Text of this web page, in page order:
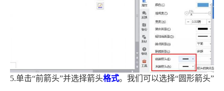
5.单击“前箭头”并选择箭头格式。我们可以选择“圆形箭头”